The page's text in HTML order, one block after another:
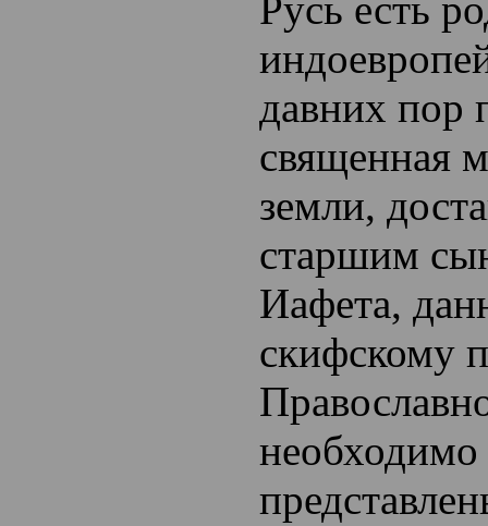
давних пор
священная
земли,
старшим
Иафета,
скифскому
необходимо